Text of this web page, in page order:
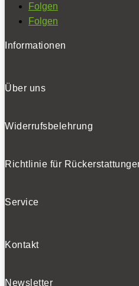
Folgen
Folgen
Informationen
Über uns
Widerrufsbelehrung
Richtlinie für
Service
Kontakt
Newsletter